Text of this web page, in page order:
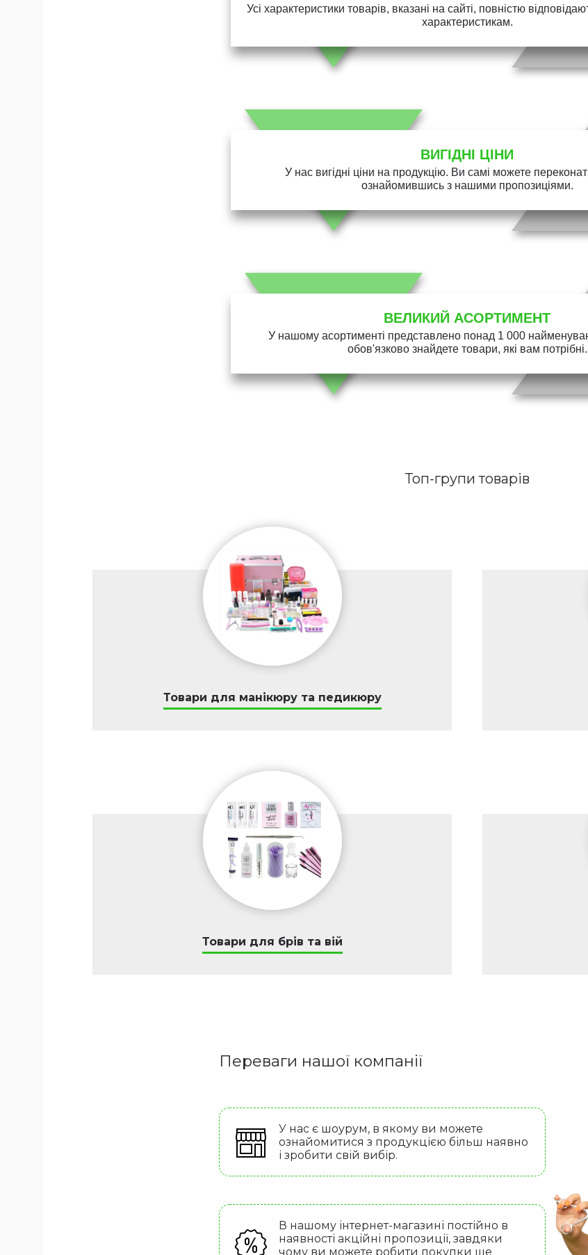
Усі характеристики товарів, вказані на сайті, повністю
характеристикам.
ВИГІДНІ ЦІНИ
У нас вигідні ціни на продукцію. Ви самі можете
ознайомившись з нашими пропозиціями.
ВЕЛИКИЙ АСОРТИМЕНТ
У нашому асортименті представлено понад 1 000
обов'язково знайдете товари, які вам потрібні.
Топ-групи товарів
Товари для манікюру та педикюру
Товари для брів та вій
Переваги нашої компанії
У нас є шоурум, в якому ви можете
ознайомитися з продукцією більш наявно
і зробити свій вибір.
В нашому інтернет-магазині постійно в
наявності акційні пропозиції, завдяки
чому ви можете робити покупки ще